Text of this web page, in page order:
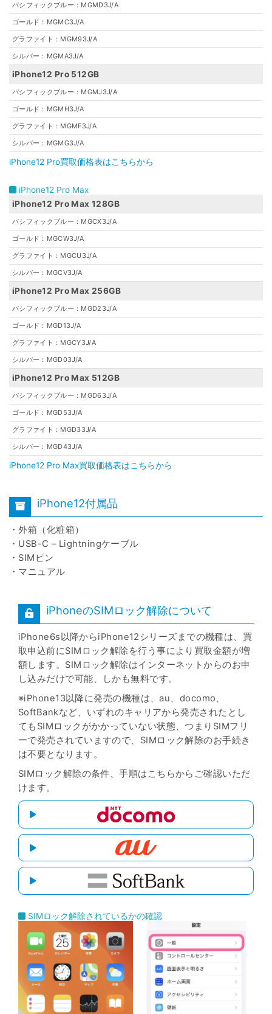
パシフィックブルー：MGMD3J/A
ゴールド：MGMC3J/A
グラファイト：MGM93J/A
シルバー：MGMA3J/A
iPhone12 Pro 512GB
パシフィックブルー：MGMJ3J/A
ゴールド：MGMH3J/A
グラファイト：MGMF3J/A
シルバー：MGMG3J/A
iPhone12 Pro買取価格表はこちらから
iPhone12 Pro Max
iPhone12 Pro Max 128GB
パシフィックブルー：MGCX3J/A
ゴールド：MGCW3J/A
グラファイト：MGCU3J/A
シルバー：MGCV3J/A
iPhone12 Pro Max 256GB
パシフィックブルー：MGD23J/A
ゴールド：MGD13J/A
グラファイト：MGCY3J/A
シルバー：MGD03J/A
iPhone12 Pro Max 512GB
パシフィックブルー：MGD63J/A
ゴールド：MGD53J/A
グラファイト：MGD33J/A
シルバー：MGD43J/A
iPhone12 Pro Max買取価格表はこちらから
iPhone12付属品
・外箱（化粧箱）
・USB-C – Lightningケーブル
・SIMピン
・マニュアル
iPhoneのSIMロック解除について
iPhone6s以降からiPhone12シリーズまでの機種は、買
取申込前にSIMロック解除を行う事により買取金額が増
額します。SIMロック解除はインターネットからのお申
し込みだけで可能、しかも無料です。
※iPhone13以降に発売の機種は、au、docomo、
SoftBankなど、いずれのキャリアから発売されたとし
てもSIMロックがかかっていない状態、つまりSIMフリ
ーで発売されていますので、SIMロック解除のお手続き
は不要となります。
SIMロック解除の条件、手順はこちらからご確認いただ
けます。
SIMロック解除されているかの確認